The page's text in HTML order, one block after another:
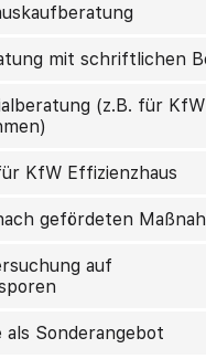
mit schriftlichen
(z.B. für KfW
KfW Effizienzhaus
gefördeten
auf
als Sonderangebot